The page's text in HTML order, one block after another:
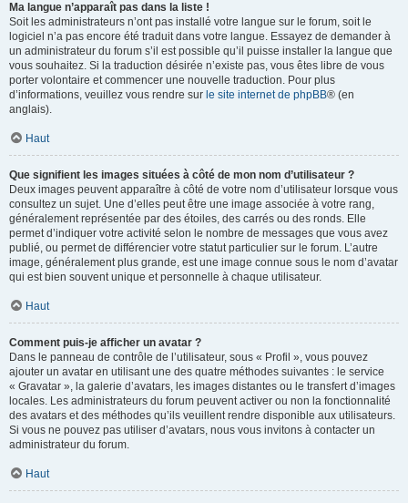
Ma langue n’apparaît pas dans la liste !
Soit les administrateurs n’ont pas installé votre langue sur le forum, soit le
logiciel n’a pas encore été traduit dans votre langue. Essayez de demander à
un administrateur du forum s’il est possible qu’il puisse installer la langue que
vous souhaitez. Si la traduction désirée n’existe pas, vous êtes libre de vous
porter volontaire et commencer une nouvelle traduction. Pour plus
d’informations, veuillez vous rendre sur le site internet de phpBB® (en
anglais).
Haut
Que signifient les images situées à côté de mon nom d’utilisateur ?
Deux images peuvent apparaître à côté de votre nom d’utilisateur lorsque vous
consultez un sujet. Une d’elles peut être une image associée à votre rang,
généralement représentée par des étoiles, des carrés ou des ronds. Elle
permet d’indiquer votre activité selon le nombre de messages que vous avez
publié, ou permet de différencier votre statut particulier sur le forum. L’autre
image, généralement plus grande, est une image connue sous le nom d’avatar
qui est bien souvent unique et personnelle à chaque utilisateur.
Haut
Comment puis-je afficher un avatar ?
Dans le panneau de contrôle de l’utilisateur, sous « Profil », vous pouvez
ajouter un avatar en utilisant une des quatre méthodes suivantes : le service
« Gravatar », la galerie d’avatars, les images distantes ou le transfert d’images
locales. Les administrateurs du forum peuvent activer ou non la fonctionnalité
des avatars et des méthodes qu’ils veuillent rendre disponible aux utilisateurs.
Si vous ne pouvez pas utiliser d’avatars, nous vous invitons à contacter un
administrateur du forum.
Haut